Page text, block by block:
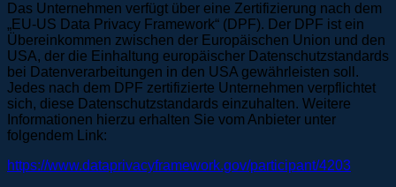
Das Unternehmen verfügt über eine Zertifizierung nach dem
„EU-US Data Privacy Framework“ (DPF). Der DPF ist ein
Übereinkommen zwischen der Europäischen Union und den
USA, der die Einhaltung europäischer Datenschutzstandards
bei Datenverarbeitungen in den USA gewährleisten soll.
Jedes nach dem DPF zertifizierte Unternehmen verpflichtet
sich, diese Datenschutzstandards einzuhalten. Weitere
Informationen hierzu erhalten Sie vom Anbieter unter
folgendem Link:
https://www.dataprivacyframework.gov/participant/4203